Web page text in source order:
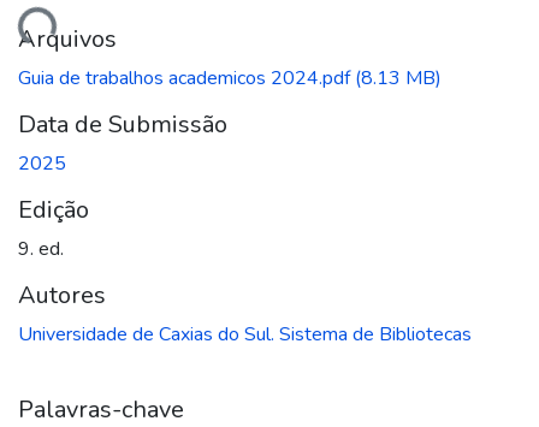
Arquivos
Guia de trabalhos academicos 2024.pdf(8.13 MB)
Data de Submissão
2025
Edição
9. ed.
Autores
Universidade de Caxias do Sul. Sistema de Bibliotecas
Palavras-chave